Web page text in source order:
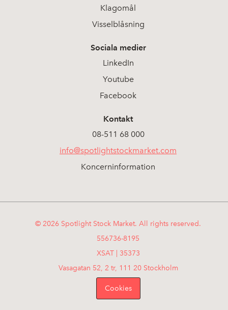
Klagomål
Visselblåsning
Sociala medier
LinkedIn
Youtube
Facebook
Kontakt
08-511 68 000
info@spotlightstockmarket.com
Koncerninformation
© 2026 Spotlight Stock Market. All rights reserved.
556736-8195
XSAT | 35373
Vasagatan 52, 2 tr, 111 20 Stockholm
Cookies